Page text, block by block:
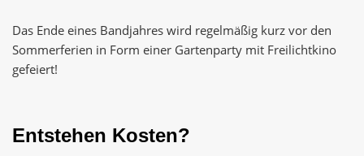
Das Ende eines Bandjahres wird regelmäßig kurz vor den
Sommerferien in Form einer Gartenparty mit Freilichtkino
gefeiert!
Entstehen Kosten?